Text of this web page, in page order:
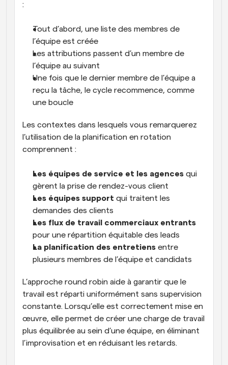
:
Tout d’abord, une liste des membres de
l’équipe est créée
Les attributions passent d’un membre de
l’équipe au suivant
Une fois que le dernier membre de l’équipe a
reçu la tâche, le cycle recommence, comme
une boucle
Les contextes dans lesquels vous remarquerez
l’utilisation de la planification en rotation
comprennent :
Les équipes de service et les agences qui
gèrent la prise de rendez-vous client
Les équipes support qui traitent les
demandes des clients
Les flux de travail commerciaux entrants
pour une répartition équitable des leads
La planification des entretiens entre
plusieurs membres de l’équipe et candidats
L’approche round robin aide à garantir que le
travail est réparti uniformément sans supervision
constante. Lorsqu’elle est correctement mise en
œuvre, elle permet de créer une charge de travail
plus équilibrée au sein d’une équipe, en éliminant
l’improvisation et en réduisant les retards.